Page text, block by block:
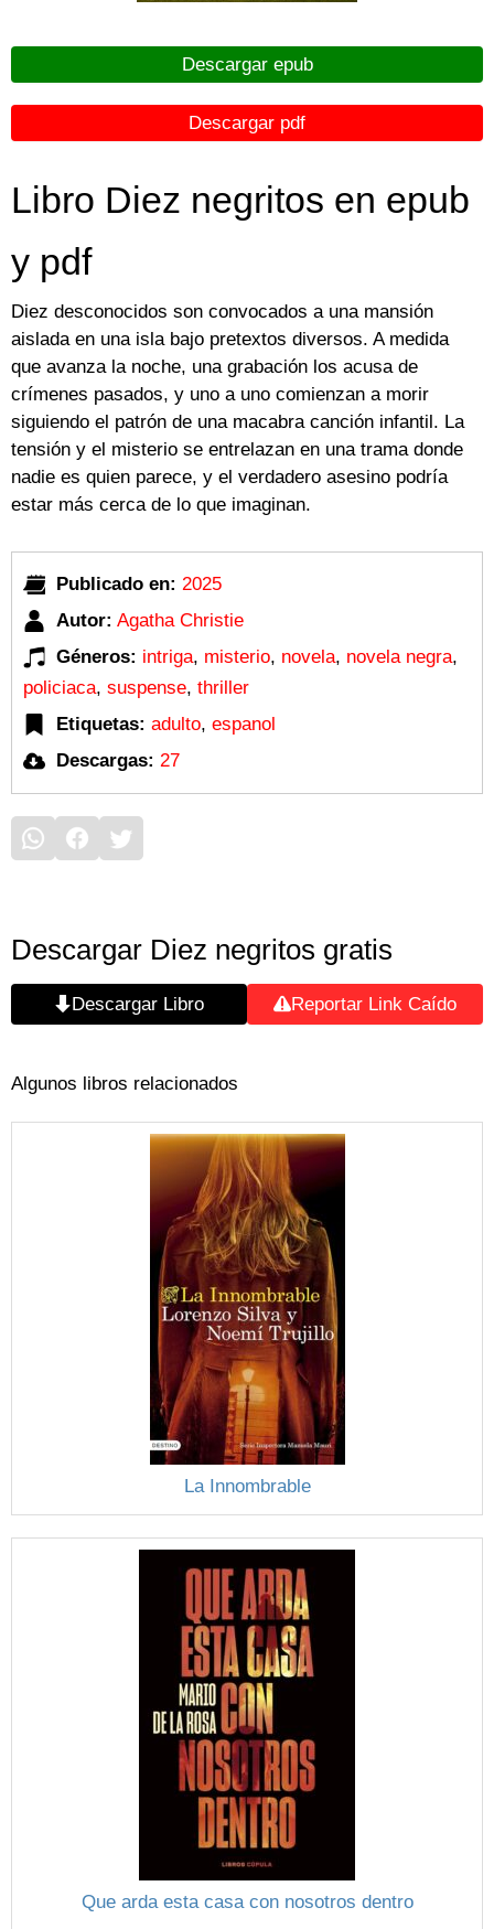
Descargar epub
Descargar pdf
Libro Diez negritos en epub
y pdf
Diez desconocidos son convocados a una mansión
aislada en una isla bajo pretextos diversos. A medida
que avanza la noche, una grabación los acusa de
crímenes pasados, y uno a uno comienzan a morir
siguiendo el patrón de una macabra canción infantil. La
tensión y el misterio se entrelazan en una trama donde
nadie es quien parece, y el verdadero asesino podría
estar más cerca de lo que imaginan.
Publicado en: 2025
Autor: Agatha Christie
Géneros: intriga, misterio, novela, novela negra,
policiaca, suspense, thriller
Etiquetas: adulto, espanol
Descargas: 27
Descargar Diez negritos gratis
Descargar Libro Reportar Link Caído
Algunos libros relacionados
La Innombrable
Que arda esta casa con nosotros dentro